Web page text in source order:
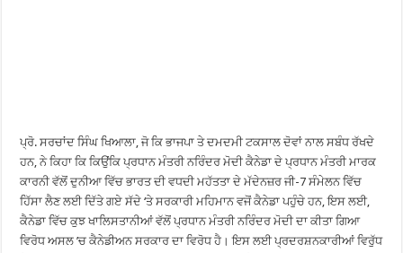
ਪ੍ਰੋ. ਸਰਚਾਂਦ ਸਿੰਘ ਖਿਆਲਾ, ਜੋ ਕਿ ਭਾਜਪਾ ਤੇ ਦਮਦਮੀ ਟਕਸਾਲ ਦੋਵਾਂ ਨਾਲ ਸਬੰਧ ਰੱਖਦੇ
ਹਨ, ਨੇ ਕਿਹਾ ਕਿ ਕਿਉਂਕਿ ਪ੍ਰਧਾਨ ਮੰਤਰੀ ਨਰਿੰਦਰ ਮੋਦੀ ਕੈਨੇਡਾ ਦੇ ਪ੍ਰਧਾਨ ਮੰਤਰੀ ਮਾਰਕ
ਕਾਰਨੀ ਵੱਲੋਂ ਦੁਨੀਆ ਵਿੱਚ ਭਾਰਤ ਦੀ ਵਧਦੀ ਮਹੱਤਤਾ ਦੇ ਮੱਦੇਨਜ਼ਰ ਜੀ-7 ਸੰਮੇਲਨ ਵਿੱਚ
ਹਿੱਸਾ ਲੈਣ ਲਈ ਦਿੱਤੇ ਗਏ ਸੱਦੇ ‘ਤੇ ਸਰਕਾਰੀ ਮਹਿਮਾਨ ਵਜੋਂ ਕੈਨੇਡਾ ਪਹੁੰਚੇ ਹਨ, ਇਸ ਲਈ,
ਕੈਨੇਡਾ ਵਿੱਚ ਕੁਝ ਖਾਲਿਸਤਾਨੀਆਂ ਵੱਲੋਂ ਪ੍ਰਧਾਨ ਮੰਤਰੀ ਨਰਿੰਦਰ ਮੋਦੀ ਦਾ ਕੀਤਾ ਗਿਆ
ਵਿਰੋਧ ਅਸਲ ’ਚ ਕੈਨੇਡੀਅਨ ਸਰਕਾਰ ਦਾ ਵਿਰੋਧ ਹੈ। ਇਸ ਲਈ ਪ੍ਰਦਰਸ਼ਨਕਾਰੀਆਂ ਵਿਰੁੱਧ